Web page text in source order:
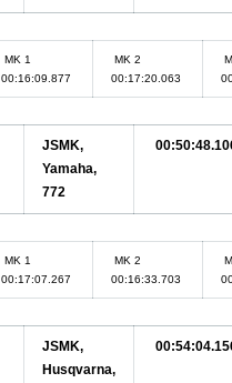
MK 1
00:16:09.877
MK 2
00:17:20.063
JSMK,
Yamaha,
772
MK 1
00:17:07.267
MK 2
00:16:33.703
JSMK,
Husqvarna,